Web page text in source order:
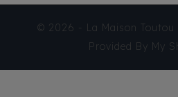
© 2026 - La Maison Toutou
Provided By My